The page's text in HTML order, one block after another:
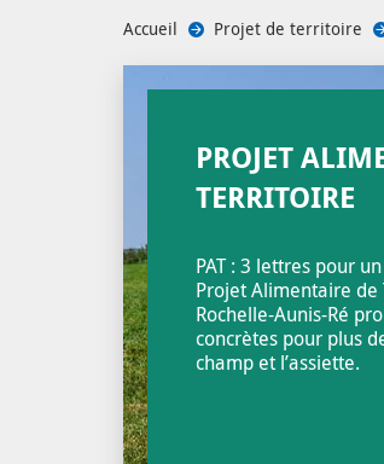
Accueil Projet de territoire
PROJET
TERRITOIRE
PAT : 3 lettres pour
Projet Alimentaire de
Rochelle-Aunis-Ré
concrètes pour plus
champ et l’assiette.